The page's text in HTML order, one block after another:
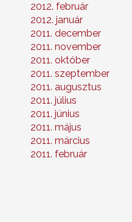
2012. február
2012. január
2011. december
2011. november
2011. október
2011. szeptember
2011. augusztus
2011. július
2011. június
2011. május
2011. március
2011. február